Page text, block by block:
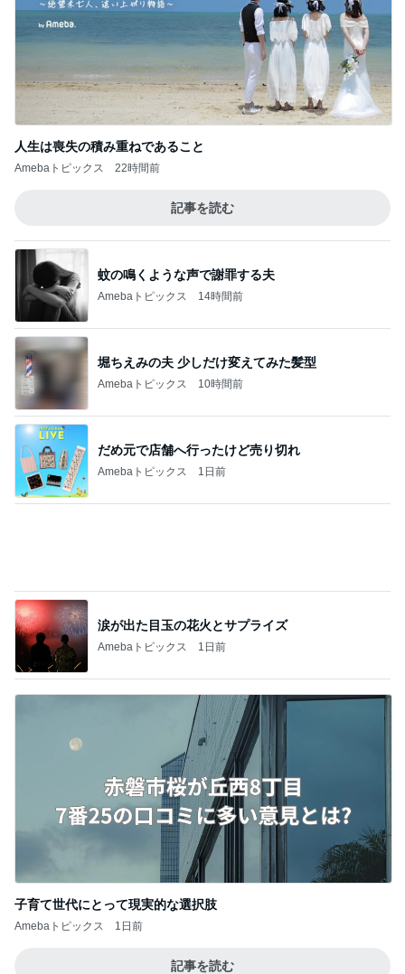
記事を読む
蚊の鳴くような声で謝罪する夫
Amebaトピックス 14時間前
Amebaトピックス 10時間前
だめ元で店舗へ行ったけど売り切れ
Amebaトピックス 1日前
涙が出た目玉の花火とサプライズ
Amebaトピックス 1日前
子育て世代にとって現実的な選択肢
Amebaトピックス
記事を読む
シャネルもヴァンクリも値上げ
Amebaトピックス
Amebaトピックス 2日前